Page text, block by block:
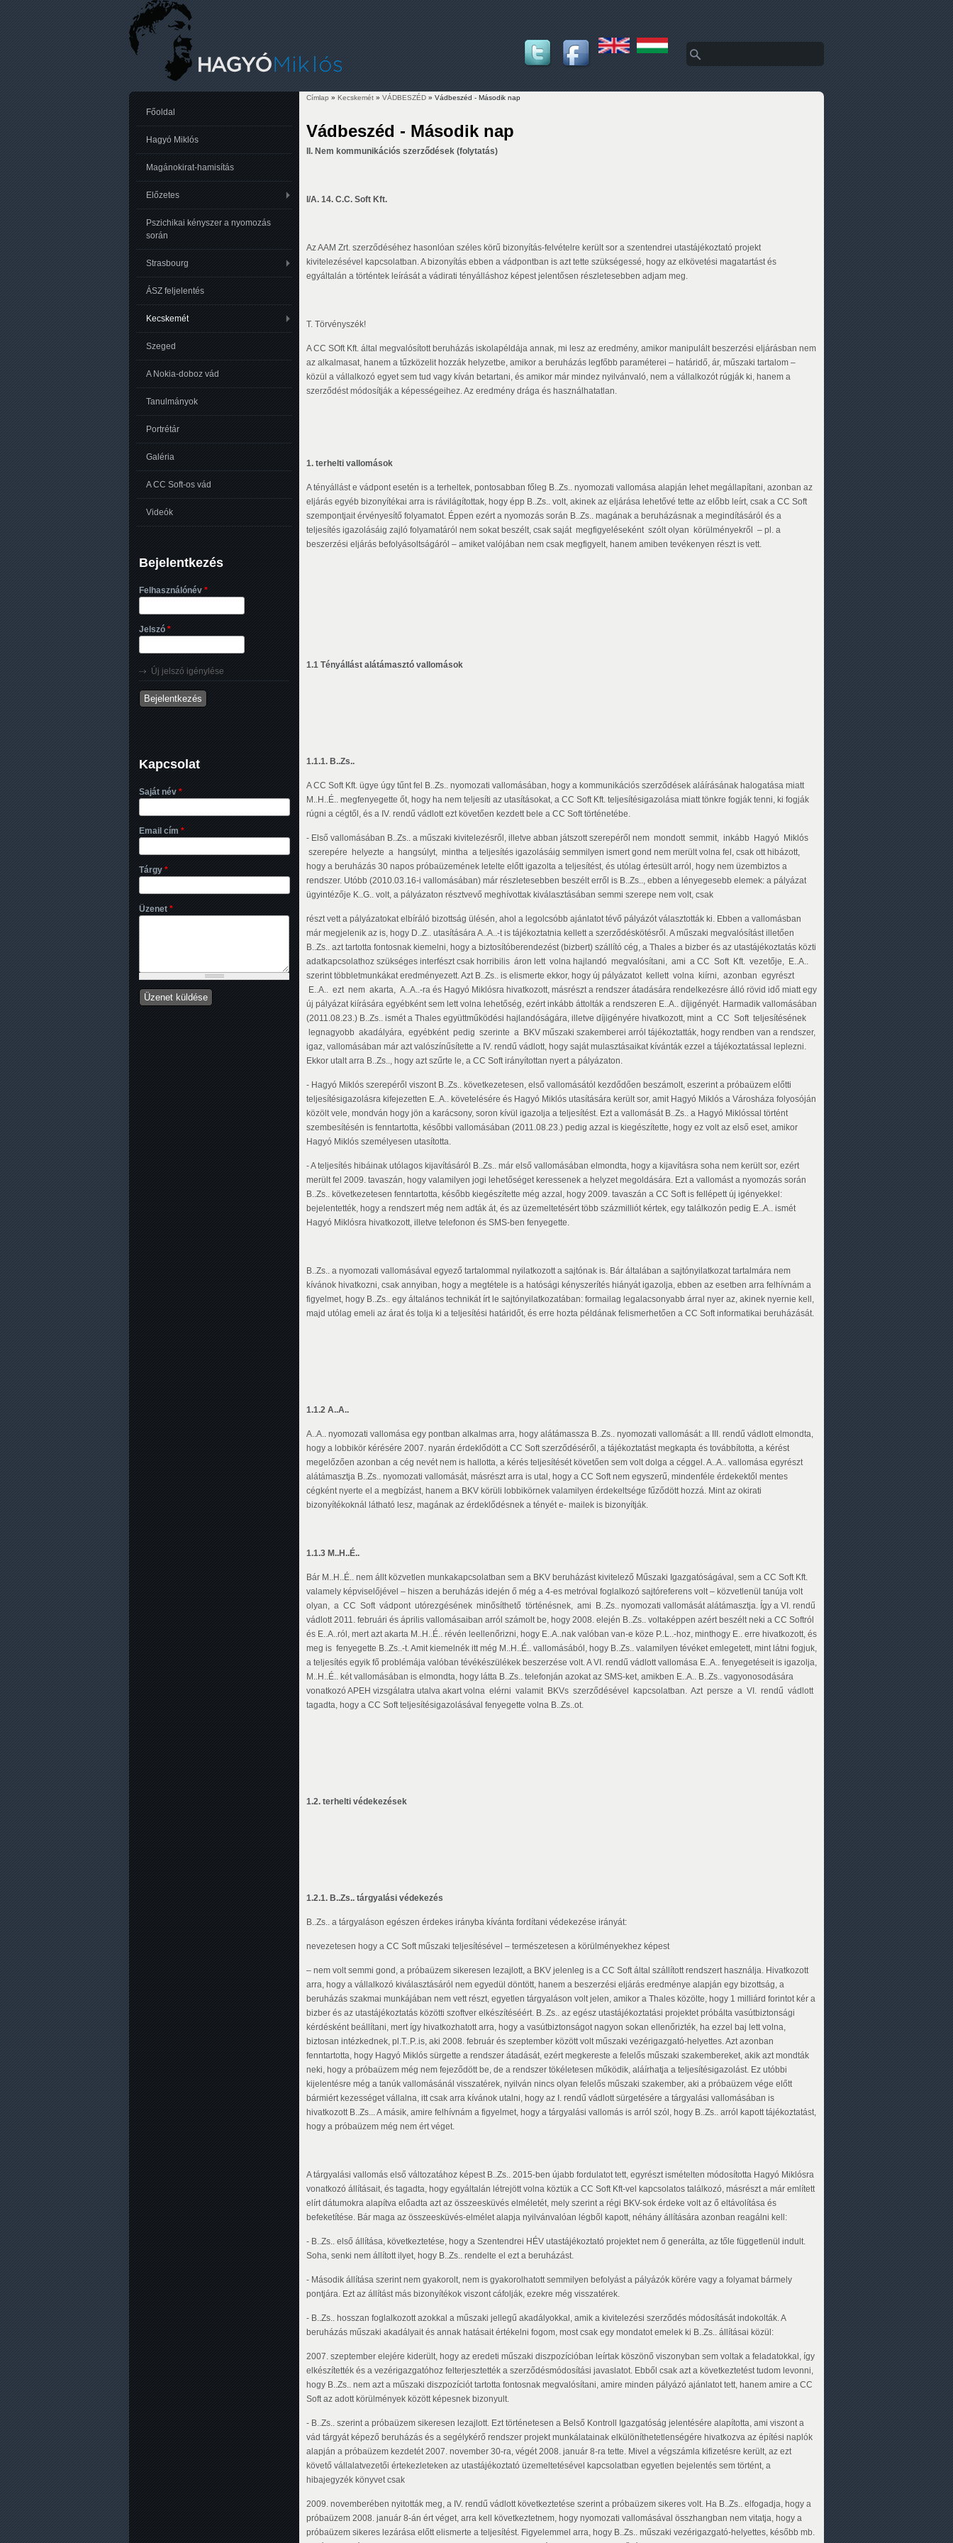
Keresés űrlap
Keresés
Címlap » Kecskemét » VÁDBESZÉD » Vádbeszéd - Második nap
Vádbeszéd - Második nap
II. Nem kommunikációs szerződések (folytatás)
I/A. 14. C.C. Soft Kft.
Az AAM Zrt. szerződéséhez hasonlóan széles körű bizonyítás-felvételre került sor a szentendrei utastájékoztató projekt
kivitelezésével kapcsolatban. A bizonyítás ebben a vádpontban is azt tette szükségessé, hogy az elkövetési magatartást és
egyáltalán a történtek leírását a vádirati tényálláshoz képest jelentősen részletesebben adjam meg.
T. Törvényszék!
A CC SOft Kft. által megvalósított beruházás iskolapéldája annak, mi lesz az eredmény, amikor manipulált beszerzési eljárásban nem
az alkalmasat, hanem a tűzközelit hozzák helyzetbe, amikor a beruházás legfőbb paraméterei – határidő, ár, műszaki tartalom –
közül a vállalkozó egyet sem tud vagy kíván betartani, és amikor már mindez nyilvánvaló, nem a vállalkozót rúgják ki, hanem a
szerződést módosítják a képességeihez. Az eredmény drága és használhatatlan.
1. terhelti vallomások
A tényállást e vádpont esetén is a terheltek, pontosabban főleg B..Zs.. nyomozati vallomása alapján lehet megállapítani, azonban az
eljárás egyéb bizonyítékai arra is rávilágítottak, hogy épp B..Zs.. volt, akinek az eljárása lehetővé tette az előbb leírt, csak a CC Soft
szempontjait érvényesítő folyamatot. Éppen ezért a nyomozás során B..Zs.. magának a beruházásnak a megindításáról és a
teljesítés igazolásáig zajló folyamatáról nem sokat beszélt, csak saját megfigyeléseként szólt olyan körülményekről – pl. a
beszerzési eljárás befolyásoltságáról – amiket valójában nem csak megfigyelt, hanem amiben tevékenyen részt is vett.
1.1 Tényállást alátámasztó vallomások
1.1.1. B..Zs..
A CC Soft Kft. ügye úgy tűnt fel B..Zs.. nyomozati vallomásában, hogy a kommunikációs szerződések aláírásának halogatása miatt
M..H..É.. megfenyegette őt, hogy ha nem teljesíti az utasításokat, a CC Soft Kft. teljesítésigazolása miatt tönkre fogják tenni, ki fogják
rúgni a cégtől, és a IV. rendű vádlott ezt követően kezdett bele a CC Soft történetébe.
- Első vallomásában B..Zs.. a műszaki kivitelezésről, illetve abban játszott szerepéről nem mondott semmit, inkább Hagyó Miklós
szerepére helyezte a hangsúlyt, mintha a teljesítés igazolásáig semmilyen ismert gond nem merült volna fel, csak ott hibázott,
hogy a beruházás 30 napos próbaüzemének letelte előtt igazolta a teljesítést, és utólag értesült arról, hogy nem üzembiztos a
rendszer. Utóbb (2010.03.16-i vallomásában) már részletesebben beszélt erről is B..Zs.., ebben a lényegesebb elemek: a pályázat
ügyintézője K..G.. volt, a pályázaton résztvevő meghívottak kiválasztásában semmi szerepe nem volt, csak
részt vett a pályázatokat elbíráló bizottság ülésén, ahol a legolcsóbb ajánlatot tévő pályázót választották ki. Ebben a vallomásban
már megjelenik az is, hogy D..Z.. utasítására A..A..-t is tájékoztatnia kellett a szerződéskötésről. A műszaki megvalósítást illetően
B..Zs.. azt tartotta fontosnak kiemelni, hogy a biztosítóberendezést (bizbert) szállító cég, a Thales a bizber és az utastájékoztatás közti
adatkapcsolathoz szükséges interfészt csak horribilis áron lett volna hajlandó megvalósítani, ami a CC Soft Kft. vezetője, E..A..
szerint többletmunkákat eredményezett. Azt B..Zs.. is elismerte ekkor, hogy új pályázatot kellett volna kiírni, azonban egyrészt
E..A.. ezt nem akarta, A..A..-ra és Hagyó Miklósra hivatkozott, másrészt a rendszer átadására rendelkezésre álló rövid idő miatt egy
új pályázat kiírására egyébként sem lett volna lehetőség, ezért inkább áttolták a rendszeren E..A.. díjigényét. Harmadik vallomásában
(2011.08.23.) B..Zs.. ismét a Thales együttműködési hajlandóságára, illetve díjigényére hivatkozott, mint a CC Soft teljesítésének
legnagyobb akadályára, egyébként pedig szerinte a BKV műszaki szakemberei arról tájékoztatták, hogy rendben van a rendszer,
igaz, vallomásában már azt valószínűsítette a IV. rendű vádlott, hogy saját mulasztásaikat kívánták ezzel a tájékoztatással leplezni.
Ekkor utalt arra B..Zs.., hogy azt szűrte le, a CC Soft irányítottan nyert a pályázaton.
- Hagyó Miklós szerepéről viszont B..Zs.. következetesen, első vallomásától kezdődően beszámolt, eszerint a próbaüzem előtti
teljesítésigazolásra kifejezetten E..A.. követelésére és Hagyó Miklós utasítására került sor, amit Hagyó Miklós a Városháza folyosóján
közölt vele, mondván hogy jön a karácsony, soron kívül igazolja a teljesítést. Ezt a vallomását B..Zs.. a Hagyó Miklóssal történt
szembesítésén is fenntartotta, későbbi vallomásában (2011.08.23.) pedig azzal is kiegészítette, hogy ez volt az első eset, amikor
Hagyó Miklós személyesen utasította.
- A teljesítés hibáinak utólagos kijavításáról B..Zs.. már első vallomásában elmondta, hogy a kijavításra soha nem került sor, ezért
merült fel 2009. tavaszán, hogy valamilyen jogi lehetőséget keressenek a helyzet megoldására. Ezt a vallomást a nyomozás során
B..Zs.. következetesen fenntartotta, később kiegészítette még azzal, hogy 2009. tavaszán a CC Soft is fellépett új igényekkel:
bejelentették, hogy a rendszert még nem adták át, és az üzemeltetésért több százmilliót kértek, egy találkozón pedig E..A.. ismét
Hagyó Miklósra hivatkozott, illetve telefonon és SMS-ben fenyegette.
B..Zs.. a nyomozati vallomásával egyező tartalommal nyilatkozott a sajtónak is. Bár általában a sajtónyilatkozat tartalmára nem
kívánok hivatkozni, csak annyiban, hogy a megtétele is a hatósági kényszerítés hiányát igazolja, ebben az esetben arra felhívnám a
figyelmet, hogy B..Zs.. egy általános technikát írt le sajtónyilatkozatában: formailag legalacsonyabb árral nyer az, akinek nyernie kell,
majd utólag emeli az árat és tolja ki a teljesítési határidőt, és erre hozta példának felismerhetően a CC Soft informatikai beruházását.
1.1.2 A..A..
A..A.. nyomozati vallomása egy pontban alkalmas arra, hogy alátámassza B..Zs.. nyomozati vallomását: a III. rendű vádlott elmondta,
hogy a lobbikör kérésére 2007. nyarán érdeklődött a CC Soft szerződéséről, a tájékoztatást megkapta és továbbította, a kérést
megelőzően azonban a cég nevét nem is hallotta, a kérés teljesítését követően sem volt dolga a céggel. A..A.. vallomása egyrészt
alátámasztja B..Zs.. nyomozati vallomását, másrészt arra is utal, hogy a CC Soft nem egyszerű, mindenféle érdekektől mentes
cégként nyerte el a megbízást, hanem a BKV körüli lobbikörnek valamilyen érdekeltsége fűződött hozzá. Mint az okirati
bizonyítékoknál látható lesz, magának az érdeklődésnek a tényét e- mailek is bizonyítják.
1.1.3 M..H..É..
Bár M..H..É.. nem állt közvetlen munkakapcsolatban sem a BKV beruházást kivitelező Műszaki Igazgatóságával, sem a CC Soft Kft.
valamely képviselőjével – hiszen a beruházás idején ő még a 4-es metróval foglalkozó sajtóreferens volt – közvetlenül tanúja volt
olyan, a CC Soft vádpont utórezgésének minősíthető történésnek, ami B..Zs.. nyomozati vallomását alátámasztja. Így a VI. rendű
vádlott 2011. februári és április vallomásaiban arról számolt be, hogy 2008. elején B..Zs.. voltaképpen azért beszélt neki a CC Softról
és E..A..ról, mert azt akarta M..H..É.. révén leellenőrizni, hogy E..A..nak valóban van-e köze P..L..-hoz, minthogy E.. erre hivatkozott, és
meg is fenyegette B..Zs..-t. Amit kiemelnék itt még M..H..É.. vallomásából, hogy B..Zs.. valamilyen tévéket emlegetett, mint látni fogjuk,
a teljesítés egyik fő problémája valóban tévékészülékek beszerzése volt. A VI. rendű vádlott vallomása E..A.. fenyegetéseit is igazolja,
M..H..É.. két vallomásában is elmondta, hogy látta B..Zs.. telefonján azokat az SMS-ket, amikben E..A.. B..Zs.. vagyonosodására
vonatkozó APEH vizsgálatra utalva akart volna elérni valamit BKVs szerződésével kapcsolatban. Azt persze a VI. rendű vádlott
tagadta, hogy a CC Soft teljesítésigazolásával fenyegette volna B..Zs..ot.
1.2. terhelti védekezések
1.2.1. B..Zs.. tárgyalási védekezés
B..Zs.. a tárgyaláson egészen érdekes irányba kívánta fordítani védekezése irányát:
nevezetesen hogy a CC Soft műszaki teljesítésével – természetesen a körülményekhez képest
– nem volt semmi gond, a próbaüzem sikeresen lezajlott, a BKV jelenleg is a CC Soft által szállított rendszert használja. Hivatkozott
arra, hogy a vállalkozó kiválasztásáról nem egyedül döntött, hanem a beszerzési eljárás eredménye alapján egy bizottság, a
beruházás szakmai munkájában nem vett részt, egyetlen tárgyaláson volt jelen, amikor a Thales közölte, hogy 1 milliárd forintot kér a
bizber és az utastájékoztatás közötti szoftver elkészítéséért. B..Zs.. az egész utastájékoztatási projektet próbálta vasútbiztonsági
kérdésként beállítani, mert így hivatkozhatott arra, hogy a vasútbiztonságot nagyon sokan ellenőrizték, ha ezzel baj lett volna,
biztosan intézkednek, pl.T..P..is, aki 2008. február és szeptember között volt műszaki vezérigazgató-helyettes. Azt azonban
fenntartotta, hogy Hagyó Miklós sürgette a rendszer átadását, ezért megkereste a felelős műszaki szakembereket, akik azt mondták
neki, hogy a próbaüzem még nem fejeződött be, de a rendszer tökéletesen működik, aláírhatja a teljesítésigazolást. Ez utóbbi
kijelentésre még a tanúk vallomásánál visszatérek, nyilván nincs olyan felelős műszaki szakember, aki a próbaüzem vége előtt
bármiért kezességet vállalna, itt csak arra kívánok utalni, hogy az I. rendű vádlott sürgetésére a tárgyalási vallomásában is
hivatkozott B..Zs... A másik, amire felhívnám a figyelmet, hogy a tárgyalási vallomás is arról szól, hogy B..Zs.. arról kapott tájékoztatást,
hogy a próbaüzem még nem ért véget.
A tárgyalási vallomás első változatához képest B..Zs.. 2015-ben újabb fordulatot tett, egyrészt ismételten módosította Hagyó Miklósra
vonatkozó állításait, és tagadta, hogy egyáltalán létrejött volna köztük a CC Soft Kft-vel kapcsolatos találkozó, másrészt a már említett
elírt dátumokra alapítva előadta azt az összeesküvés elméletét, mely szerint a régi BKV-sok érdeke volt az ő eltávolítása és
befeketítése. Bár maga az összeesküvés-elmélet alapja nyilvánvalóan légből kapott, néhány állítására azonban reagálni kell:
- B..Zs.. első állítása, következtetése, hogy a Szentendrei HÉV utastájékoztató projektet nem ő generálta, az tőle függetlenül indult.
Soha, senki nem állított ilyet, hogy B..Zs.. rendelte el ezt a beruházást.
- Második állítása szerint nem gyakorolt, nem is gyakorolhatott semmilyen befolyást a pályázók körére vagy a folyamat bármely
pontjára. Ezt az állítást más bizonyítékok viszont cáfolják, ezekre még visszatérek.
- B..Zs.. hosszan foglalkozott azokkal a műszaki jellegű akadályokkal, amik a kivitelezési szerződés módosítását indokolták. A
beruházás műszaki akadályait és annak hatásait értékelni fogom, most csak egy mondatot emelek ki B..Zs.. állításai közül:
2007. szeptember elejére kiderült, hogy az eredeti műszaki diszpozícióban leírtak köszönő viszonyban sem voltak a feladatokkal, így
elkészítették és a vezérigazgatóhoz felterjesztették a szerződésmódosítási javaslatot. Ebből csak azt a következtetést tudom levonni,
hogy B..Zs.. nem azt a műszaki diszpozíciót tartotta fontosnak megvalósítani, amire minden pályázó ajánlatot tett, hanem amire a CC
Soft az adott körülmények között képesnek bizonyult.
- B..Zs.. szerint a próbaüzem sikeresen lezajlott. Ezt történetesen a Belső Kontroll Igazgatóság jelentésére alapította, ami viszont a
vád tárgyát képező beruházás és a segélykérő rendszer projekt munkálatainak elkülöníthetetlenségére hivatkozva az építési naplók
alapján a próbaüzem kezdetét 2007. november 30-ra, végét 2008. január 8-ra tette. Mivel a végszámla kifizetésre került, az ezt
követő vállalatvezetői értekezleteken az utastájékoztató üzemeltetésével kapcsolatban egyetlen bejelentés sem történt, a
hibajegyzék könyvet csak
2009. novemberében nyitották meg, a IV. rendű vádlott következtetése szerint a próbaüzem sikeres volt. Ha B..Zs.. elfogadja, hogy a
próbaüzem 2008. január 8-án ért véget, arra kell következtetnem, hogy nyomozati vallomásával összhangban nem vitatja, hogy a
próbaüzem sikeres lezárása előtt elismerte a teljesítést. Figyelemmel arra, hogy B..Zs.. műszaki vezérigazgató-helyettes, később mb.
Főoldal
Hagyó Miklós
Magánokirat-hamisítás
Előzetes
Pszichikai kényszer a nyomozás
során
Strasbourg
ÁSZ feljelentés
Kecskemét
Szeged
A Nokia-doboz vád
Tanulmányok
Portrétár
Galéria
A CC Soft-os vád
Videók
Bejelentkezés
Felhasználónév *
Jelszó *
Új jelszó igénylése
Kapcsolat
Saját név *
Email cím *
Tárgy *
Üzenet *